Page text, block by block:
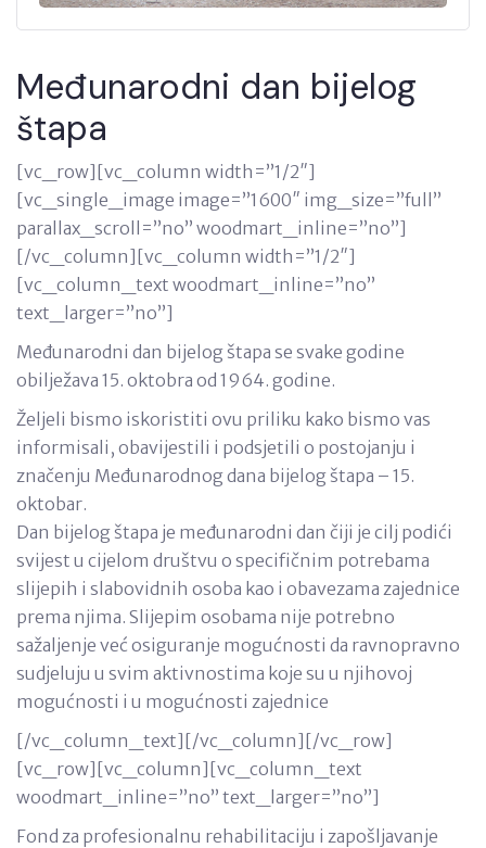
Međunarodni dan bijelog
štapa
[vc_row][vc_column width=”1/2″]
[vc_single_image image=”1600″ img_size=”full”
parallax_scroll=”no” woodmart_inline=”no”]
[/vc_column][vc_column width=”1/2″]
[vc_column_text woodmart_inline=”no”
text_larger=”no”]
Međunarodni dan bijelog štapa se svake godine
obilježava 15. oktobra od 1964. godine.
Željeli bismo iskoristiti ovu priliku kako bismo vas
informisali, obavijestili i podsjetili o postojanju i
značenju Međunarodnog dana bijelog štapa – 15.
oktobar.
Dan bijelog štapa je međunarodni dan čiji je cilj podići
svijest u cijelom društvu o specifičnim potrebama
slijepih i slabovidnih osoba kao i obavezama zajednice
prema njima. Slijepim osobama nije potrebno
sažaljenje već osiguranje mogućnosti da ravnopravno
sudjeluju u svim aktivnostima koje su u njihovoj
mogućnosti i u mogućnosti zajednice
[/vc_column_text][/vc_column][/vc_row]
[vc_row][vc_column][vc_column_text
woodmart_inline=”no” text_larger=”no”]
Fond za profesionalnu rehabilitaciju i zapošljavanje